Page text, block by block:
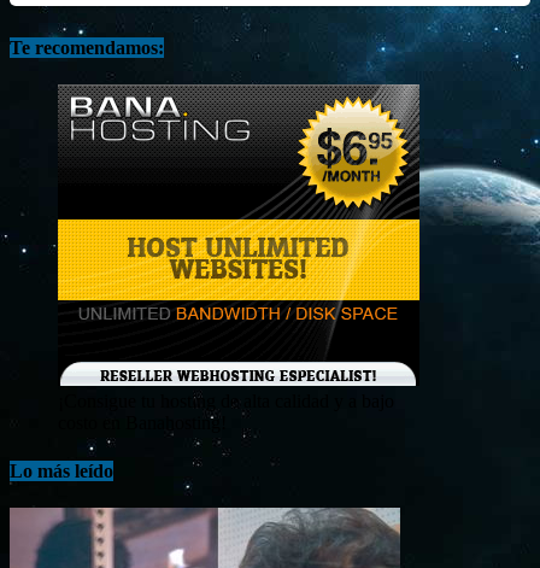
Te recomendamos:
¡Consigue tu hosting de alta calidad y a bajo
costo en Banahosting!
Lo más leído